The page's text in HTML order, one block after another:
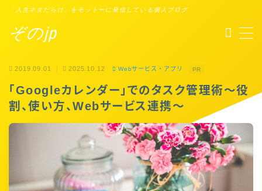
ぞのjp
「人生ネタだらけ」をモットーに発信している個人ブログ
MENU
Points of You
タスクシュート時間術
ブックレビュー
2019.09.01 2025.10.12 Webサービス・アプリ PR
「Googleカレンダー」でのタスク管理術〜役
割、使い方、Webサービス連携〜